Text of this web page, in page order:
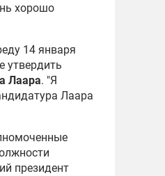
хорошо
14 января
утвердить
Лаара. "Я
Лаара
президент